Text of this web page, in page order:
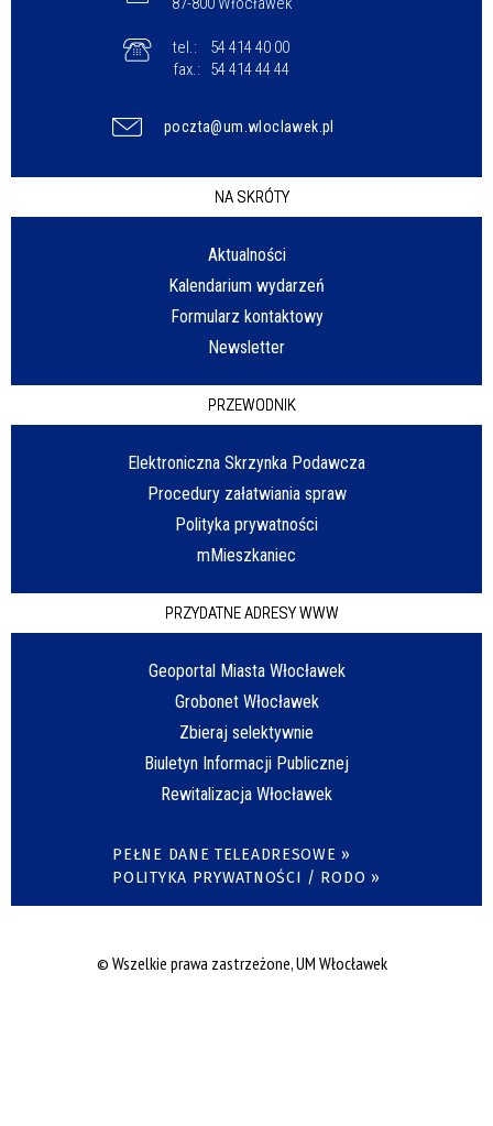
tel.:
54 414 40 00
fax.:
54 414 44 44
poczta@um.wloclawek.pl
NA SKRÓTY
Aktualności
Kalendarium wydarzeń
Formularz kontaktowy
Newsletter
PRZEWODNIK
Elektroniczna Skrzynka Podawcza
Procedury załatwiania spraw
Polityka prywatności
mMieszkaniec
PRZYDATNE ADRESY WWW
Geoportal Miasta Włocławek
Grobonet Włocławek
Zbieraj selektywnie
Biuletyn Informacji Publicznej
Rewitalizacja Włocławek
PEŁNE DANE TELEADRESOWE »
POLITYKA PRYWATNOŚCI / RODO »
© Wszelkie prawa zastrzeżone, UM Włocławek